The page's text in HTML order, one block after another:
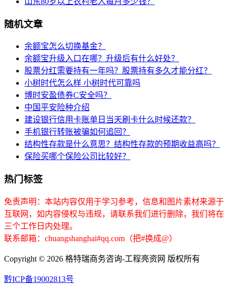
随机文章
余额宝怎么切换基金？
余额宝升级入口在哪？升级后有什么好处？
股票分红需要持有一年吗？股票持有多久才能分红？
小树时代怎么样 小树时代可靠吗
博时安盈债券C安全吗？
中国平安险种介绍
建设银行信用卡账单日当天刷卡什么时候还款？
手机银行转账被骗如何追回？
结构性存款是什么意思？结构性存款的预期收益高吗？
保险买哪个保险公司比较好？
热门标签
免责声明：本站内容仅用于学习参考，信息和图片素材来源于
互联网，如内容侵权与违规，请联系我们进行删除，我们将在
三个工作日内处理。
联系邮箱：chuangshanghai#qq.com（把#换成@）
Copyright © 2026 格特瑞商务咨询-工程亮资网 版权所有
黔ICP备19002813号